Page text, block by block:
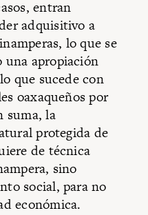
entran
adquisitivo a
lo que se
una apropiación
que sucede con
oaxaqueños por
suma, la
protegida de
de técnica
sino
social, para no
económica.